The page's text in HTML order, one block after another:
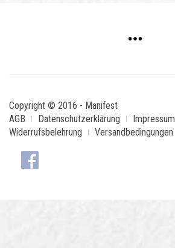
Copyright © 2016 - Manifest
AGB
Datenschutzerklärung Impressum
Widerrufsbelehrung
Versandbedingungen